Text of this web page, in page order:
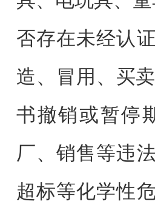
否存在未经认
造、冒用、买
书撤销或暂停
厂、销售等违
超标等化学性